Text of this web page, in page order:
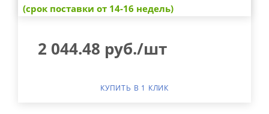
(срок поставки от 14-16 недель)
2 044.48 руб./шт
КУПИТЬ В 1 КЛИК